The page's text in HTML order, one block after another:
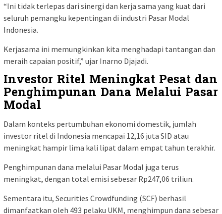
“Ini tidak terlepas dari sinergi dan kerja sama yang kuat dari
seluruh pemangku kepentingan di industri Pasar Modal
Indonesia.
Kerjasama ini memungkinkan kita menghadapi tantangan dan
meraih capaian positif,” ujar Inarno Djajadi.
Investor Ritel Meningkat Pesat dan
Penghimpunan Dana Melalui Pasar
Modal
Dalam konteks pertumbuhan ekonomi domestik, jumlah
investor ritel di Indonesia mencapai 12,16 juta SID atau
meningkat hampir lima kali lipat dalam empat tahun terakhir.
Penghimpunan dana melalui Pasar Modal juga terus
meningkat, dengan total emisi sebesar Rp247,06 triliun.
Sementara itu, Securities Crowdfunding (SCF) berhasil
dimanfaatkan oleh 493 pelaku UKM, menghimpun dana sebesar